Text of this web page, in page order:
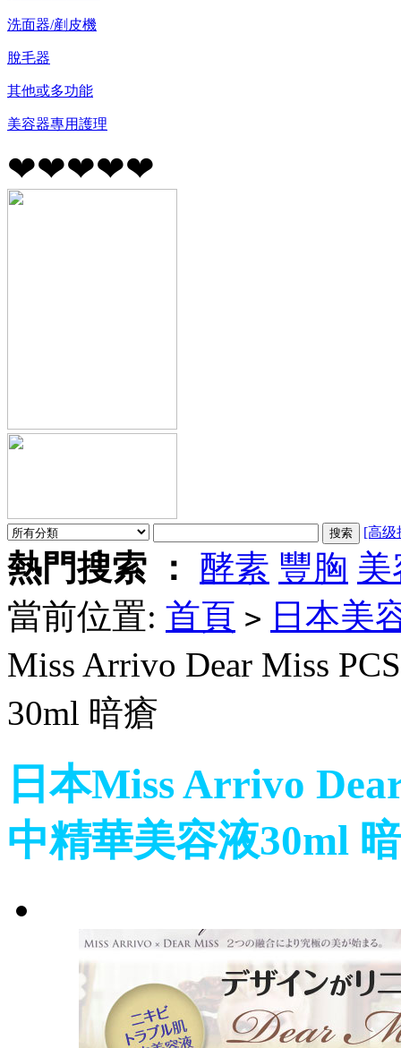
洗面器/剷皮機
脫毛器
其他或多功能
美容器專用護理
❤❤❤❤❤
[高级
熱門搜索 ： 酵素 豐胸 美
當前位置: 首頁 > 日本美
Miss Arrivo Dear Miss
30ml 暗瘡
日本Miss Arrivo
中精華美容液30ml